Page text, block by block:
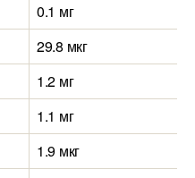
0.1 мг
29.8 мкг
1.2 мг
1.1 мг
1.9 мкг